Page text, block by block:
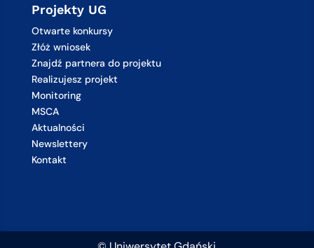
Projekty UG
Otwarte konkursy
Złóż wniosek
Znajdź partnera do projektu
Realizujesz projekt
Monitoring
MSCA
Aktualności
Newslettery
Kontakt